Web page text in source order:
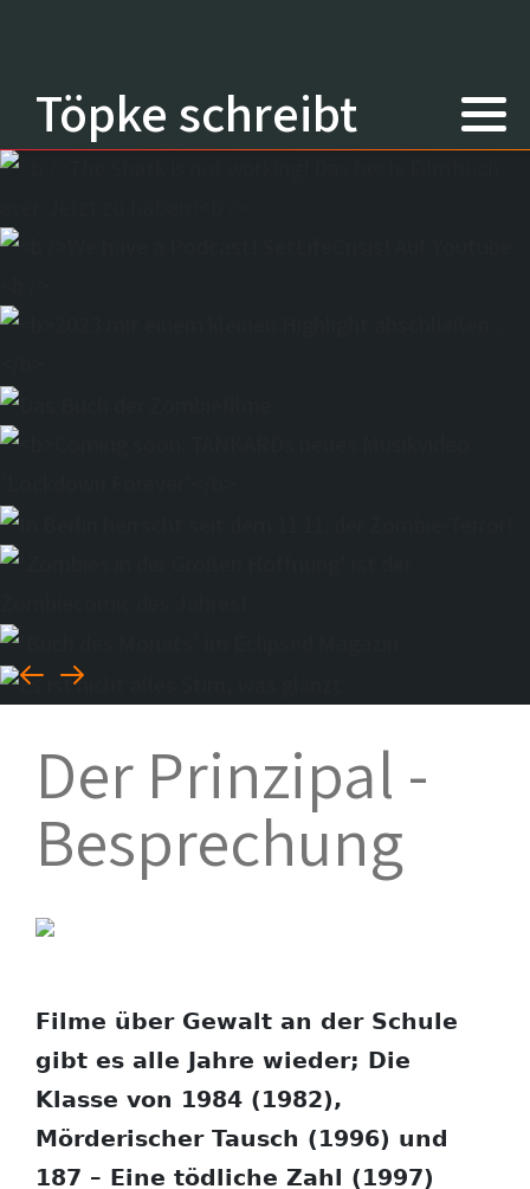
Töpke schreibt
Der Prinzipal -
Besprechung
Filme über Gewalt an der Schule
gibt es alle Jahre wieder; Die
Klasse von 1984 (1982),
Mörderischer Tausch (1996) und
187 – Eine tödliche Zahl (1997)